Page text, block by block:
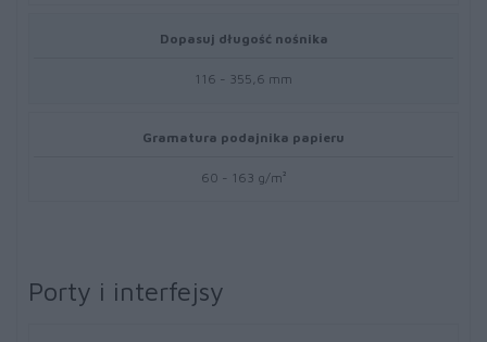
Dopasuj długość nośnika
116 - 355,6 mm
Gramatura podajnika papieru
60 - 163 g/m²
Porty i interfejsy